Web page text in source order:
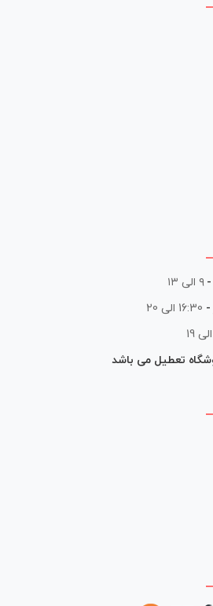
۹ الی ۱۳
- 16:30 الی 20
تعطیل می باشد